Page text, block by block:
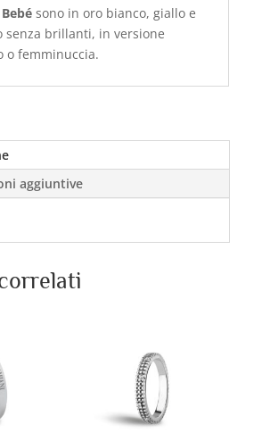
sono in oro bianco, giallo e
senza brillanti, in versione
o femminuccia.
aggiuntive